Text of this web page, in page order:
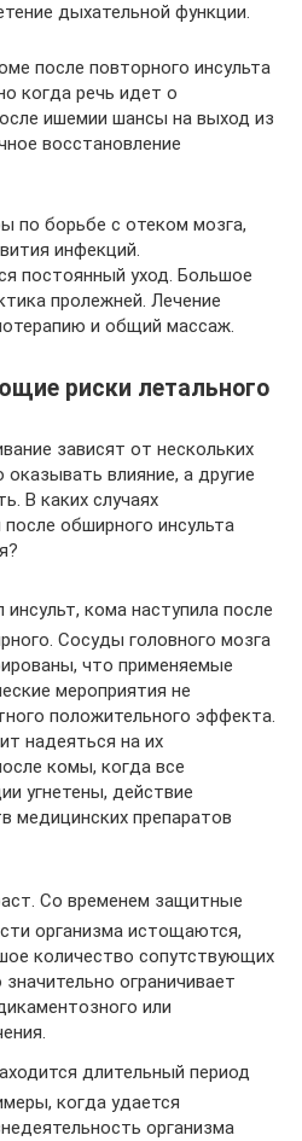
дыхательной функции.
после повторного инсульта
когда речь идет о
ишемии шансы на выход из
восстановление
по борьбе с отеком мозга,
инфекций.
постоянный уход. Большое
пролежней. Лечение
и общий массаж.
риски летального
зависят от нескольких
влияние, а другие
В каких случаях
обширного инсульта
кома наступила после
Сосуды головного мозга
что применяемые
мероприятия не
положительного эффекта.
надеяться на их
комы, когда все
угнетены, действие
медицинских препаратов
Со временем защитные
организма истощаются,
количество сопутствующих
ограничивает
или
длительный период
когда удается
организма